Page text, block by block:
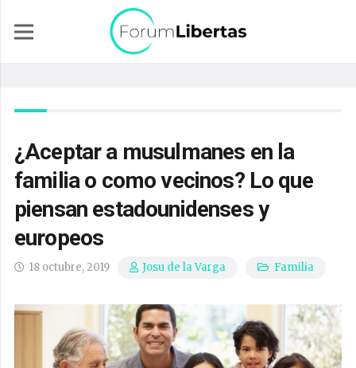
¿Aceptar a musulmanes en la
familia o como vecinos? Lo que
piensan estadounidenses y
europeos
18 octubre, 2019 Josu de la Varga Familia